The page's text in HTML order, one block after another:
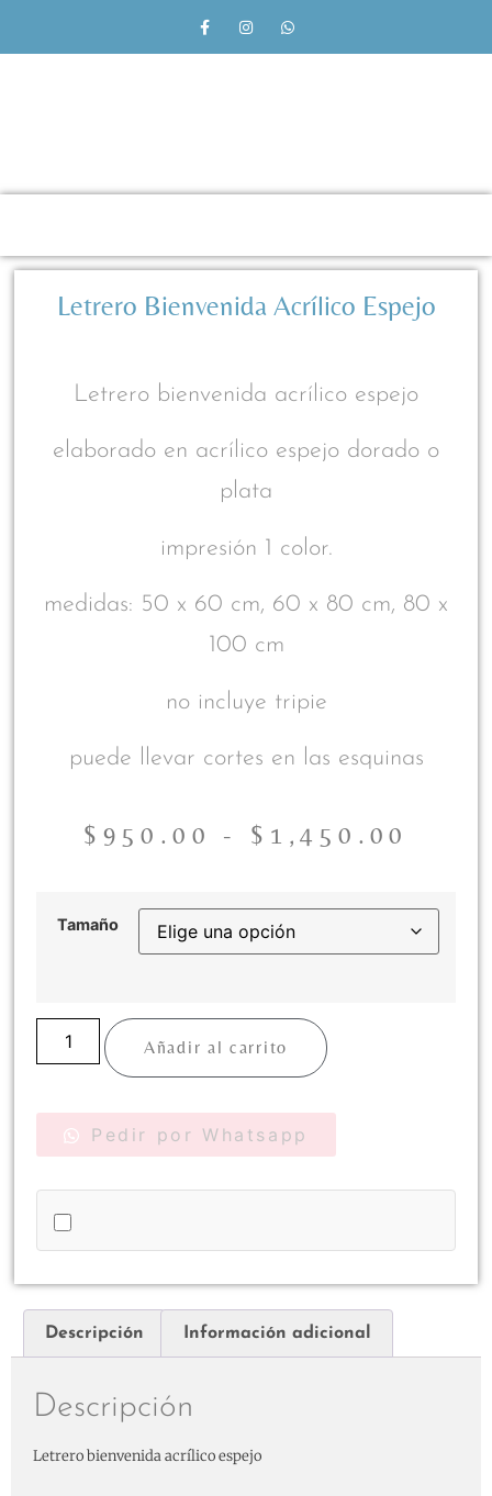
Letrero Bienvenida Acrílico Espejo
Letrero bienvenida acrílico espejo
elaborado en acrílico espejo dorado o
plata
impresión 1 color.
medidas: 50 x 60 cm, 60 x 80 cm, 80 x
100 cm
no incluye tripie
puede llevar cortes en las esquinas
$ 950.00 - $ 1,450.00
Tamaño
Añadir al carrito
Pedir por Whatsapp
Descripción Información adicional
Descripción
Letrero bienvenida acrílico espejo